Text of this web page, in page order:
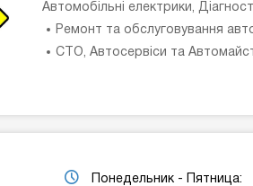
Автомобільні електрики,
Ремонт та обслуговування
СТО, Автосервіси та
Понедельник - Пятница: